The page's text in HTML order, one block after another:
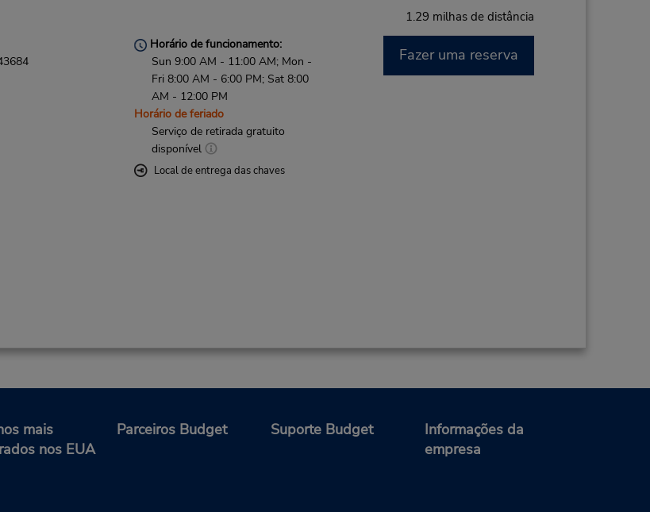
1.29 milhas de distância
Horário de funcionamento:
Sun 9:00 AM - 11:00 AM; Mon -
Fri 8:00 AM - 6:00 PM; Sat 8:00
AM - 12:00 PM
Horário de feriado
Serviço de retirada gratuito
disponível
Local de entrega das chaves
Fazer uma reserva
mais
nos EUA
Parceiros Budget Suporte Budget
Informações da
empresa